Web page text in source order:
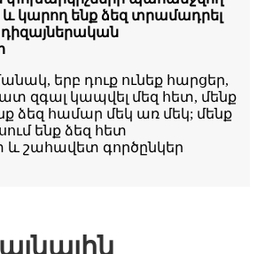
կարող ենք ձեզ տրամադրել
երբ դուք ունեք հարցեր,
զգալ կապվել մեզ հետ, մենք
համար մեկ առ մեկ; մենք
ենք ձեզ հետ
շահավետ գործընկեր